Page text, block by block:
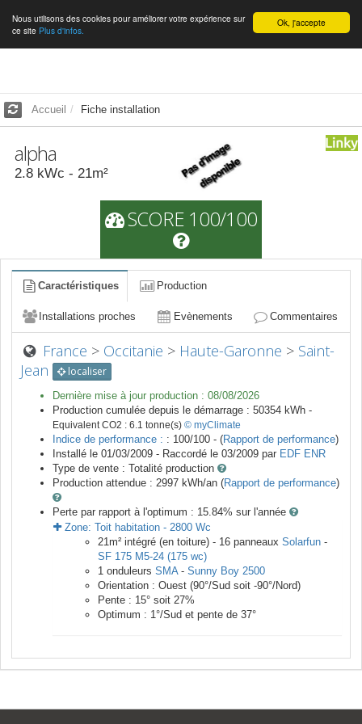
Français Ok, j'accepte
Nous utilisons des cookies pour améliorer votre expérience sur
ce site Plus d'infos.
Accueil Fiche installation
alpha
2.8 kWc - 21m²
SCORE 100/100
Caractéristiques Production
Installations proches Evènements Commentaires
France > Occitanie > Haute-Garonne > Saint-
Jean
localiser
Dernière mise à jour production : 08/08/2026
Production cumulée depuis le démarrage : 50354 kWh -
Equivalent CO2 : 6.1 tonne(s) © myClimate
Indice de performance : : 100/100 - (Rapport de performance)
Installé le 01/03/2009 - Raccordé le 03/2009 par EDF ENR
Type de vente : Totalité production
Production attendue : 2997 kWh/an (Rapport de performance)
Perte par rapport à l'optimum : 15.84% sur l'année
Zone: Toit habitation - 2800 Wc
21m² intégré (en toiture) - 16 panneaux Solarfun -
SF 175 M5-24 (175 wc)
1 onduleurs SMA- Sunny Boy 2500
Orientation : Ouest (90°/Sud soit -90°/Nord)
Pente : 15° soit 27%
Optimum : 1°/Sud et pente de 37°